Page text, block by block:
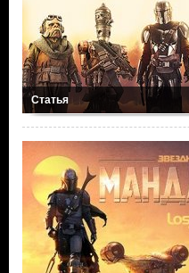
Статья